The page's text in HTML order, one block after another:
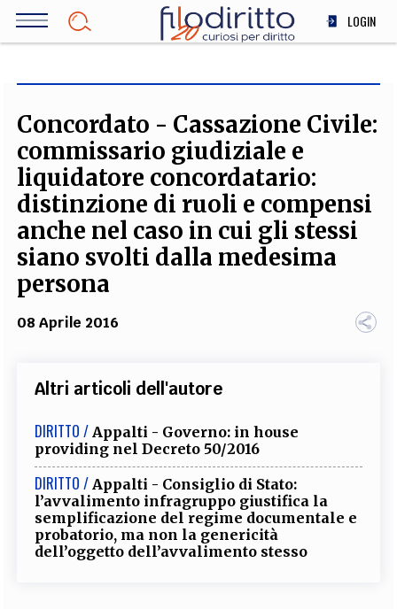
Salta
LOGIN
SOCIETÀ
MEDICINA
SCIENZA
STORIA E FILOSOFIA
INNOVAZIONE
ALTRO
EXTRA
CODICI RUBRICHE LIBRI PROCEEDINGS PUBBLICITÀ
SOCIAL MEDIA
Concordato - Cassazione Civile:
commissario giudiziale e
liquidatore concordatario:
distinzione di ruoli e compensi
anche nel caso in cui gli stessi
siano svolti dalla medesima
persona
08 Aprile 2016
Altri articoli dell'autore
DIRITTO / Appalti - Governo: in house
providing nel Decreto 50/2016
DIRITTO / Appalti - Consiglio di Stato:
l’avvalimento infragruppo giustifica la
semplificazione del regime documentale e
probatorio, ma non la genericità
dell’oggetto dell’avvalimento stesso